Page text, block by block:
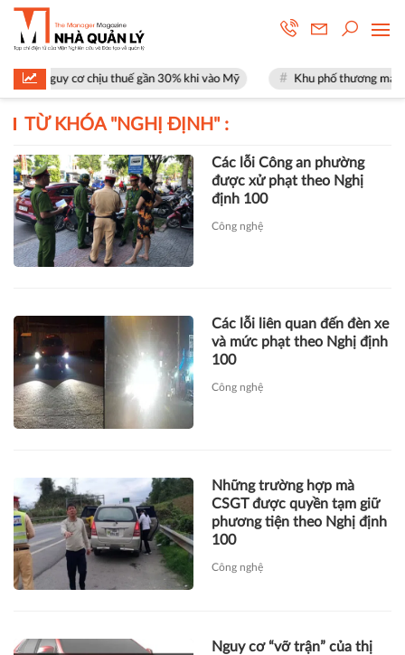
nguy cơ chịu thuế gần 30% khi vào Mỹ Khu phố thương mại
TỪ KHÓA " NGHỊ ĐỊNH " :
Các lỗi Công an phường
được xử phạt theo Nghị
định 100
Công nghệ
Các lỗi liên quan đến đèn xe
và mức phạt theo Nghị định
100
Công nghệ
Những trường hợp mà
CSGT được quyền tạm giữ
phương tiện theo Nghị định
100
Công nghệ
Nguy cơ “vỡ trận” của thị